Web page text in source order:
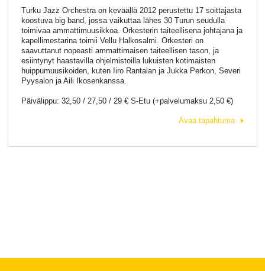
Turku Jazz Orchestra on keväällä 2012 perustettu 17 soittajasta
koostuva big band, jossa vaikuttaa lähes 30 Turun seudulla
toimivaa ammattimuusikkoa. Orkesterin taiteellisena johtajana ja
kapellimestarina toimii Vellu Halkosalmi. Orkesteri on
saavuttanut nopeasti ammattimaisen taiteellisen tason, ja
esiintynyt haastavilla ohjelmistoilla lukuisten kotimaisten
huippumuusikoiden, kuten Iiro Rantalan ja Jukka Perkon, Severi
Pyysalon ja Aili Ikosenkanssa.
Päivälippu: 32,50 / 27,50 / 29 € S-Etu (+palvelumaksu 2,50 €)
Avaa tapahtuma